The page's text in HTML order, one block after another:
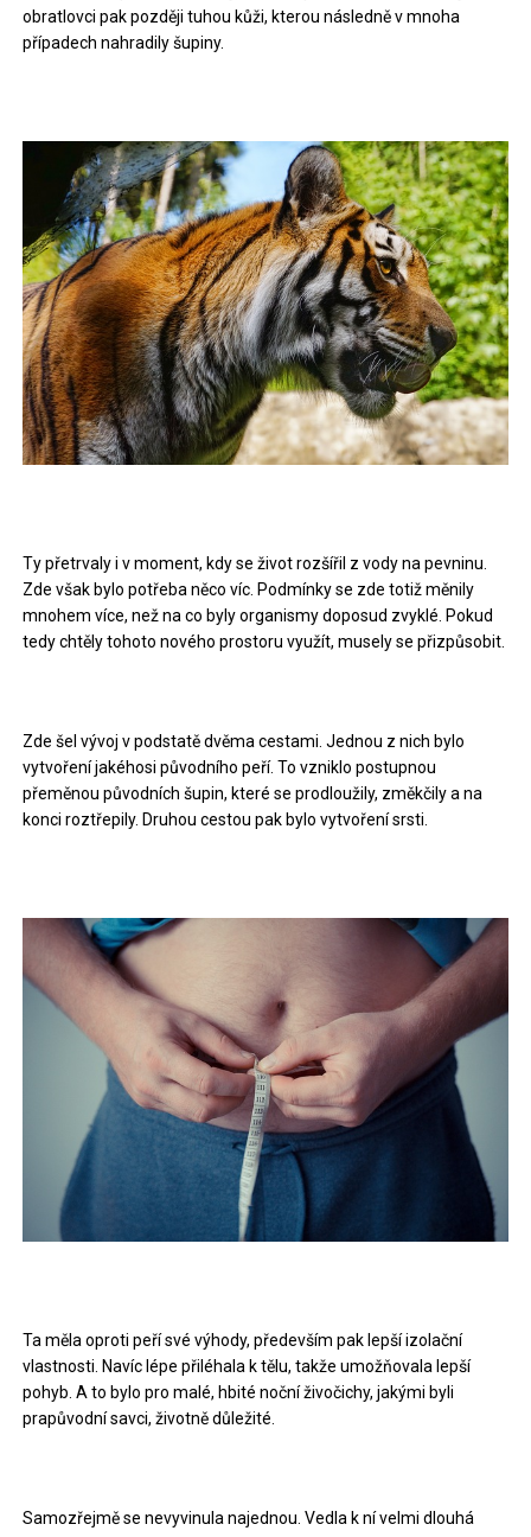
obratlovci pak později tuhou kůži, kterou následně v mnoha
případech nahradily šupiny.
Ty přetrvaly i v moment, kdy se život rozšířil z vody na pevninu.
Zde však bylo potřeba něco víc. Podmínky se zde totiž měnily
mnohem více, než na co byly organismy doposud zvyklé. Pokud
tedy chtěly tohoto nového prostoru využít, musely se přizpůsobit.
Zde šel vývoj v podstatě dvěma cestami. Jednou z nich bylo
vytvoření jakéhosi původního peří. To vzniklo postupnou
přeměnou původních šupin, které se prodloužily, změkčily a na
konci roztřepily. Druhou cestou pak bylo vytvoření srsti.
Ta měla oproti peří své výhody, především pak lepší izolační
vlastnosti. Navíc lépe přiléhala k tělu, takže umožňovala lepší
pohyb. A to bylo pro malé, hbité noční živočichy, jakými byli
prapůvodní savci, životně důležité.
Samozřejmě se nevyvinula najednou. Vedla k ní velmi dlouhá